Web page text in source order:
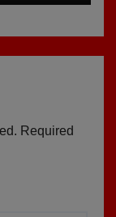
Required